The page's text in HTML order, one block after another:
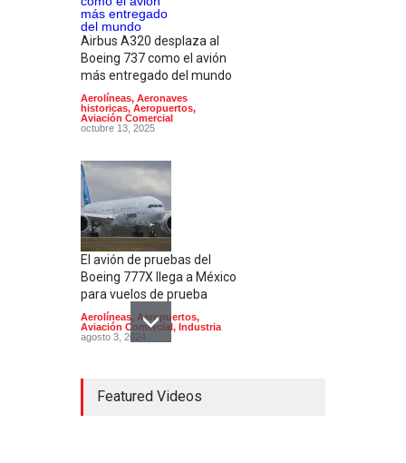
Airbus A320 desplaza al
Boeing 737 como el avión
más entregado del mundo
Aerolíneas, Aeronaves
historicas, Aeropuertos,
Aviación Comercial
octubre 13, 2025
El avión de pruebas del
Boeing 777X llega a México
para vuelos de prueba
Aerolíneas, Aeropuertos,
Aviación Comercial, Industria
agosto 3, 2024
Featured Videos